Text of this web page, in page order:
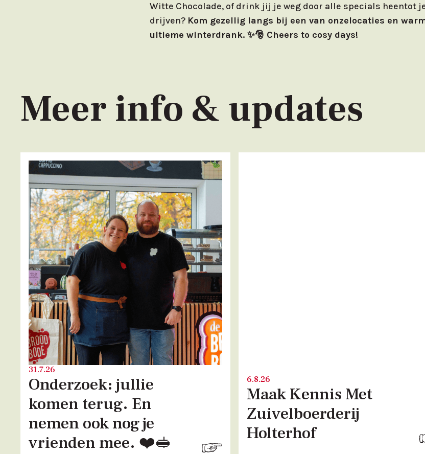
Witte Chocolade, of drink jij je weg door alle specials heentot
drijven? Kom gezellig langs bij een van onzelocaties en
ultieme winterdrank. ✨🎅 Cheers to cosy days!
Meer info & updates
31.7.26
Onderzoek: jullie
komen terug. En
nemen ook nog je
vrienden mee. ❤️🥪
6.8.26
Maak Kennis Met
Zuivelboerderij
Holterhof